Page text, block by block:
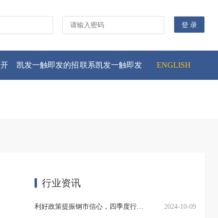
凯发一触即发的招联系凯发一触即发 ENGLISH
行业资讯
利好政策提振钢市信心，四季度行业需求或小幅上升 2024-10-09